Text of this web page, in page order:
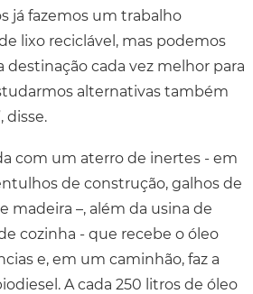
já fazemos um trabalho
lixo reciclável, mas podemos
destinação cada vez melhor para
alternativas também
disse.
com um aterro de inertes - em
de construção, galhos de
madeira –, além da usina de
cozinha - que recebe o óleo
e, em um caminhão, faz a
A cada 250 litros de óleo